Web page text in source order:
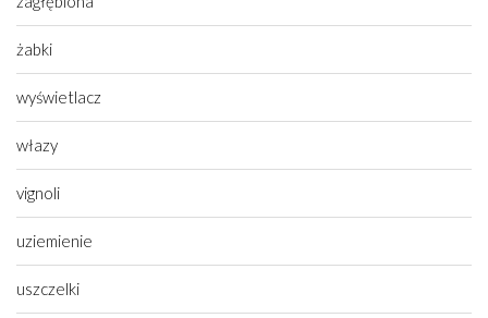
żabki
wyświetlacz
włazy
vignoli
uziemienie
uszczelki